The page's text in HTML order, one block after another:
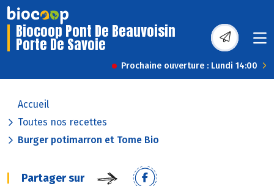
Biocoop Pont De Beauvoisin
Porte De Savoie
Prochaine ouverture : Lundi 14:00
Accueil
Toutes nos recettes
Burger potimarron et Tome Bio
Partager sur